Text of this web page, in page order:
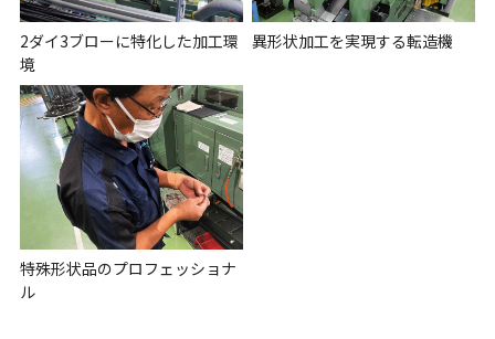
2ダイ3ブローに特化した加工環
境
異形状加工を実現する転造機
特殊形状品のプロフェッショナ
ル